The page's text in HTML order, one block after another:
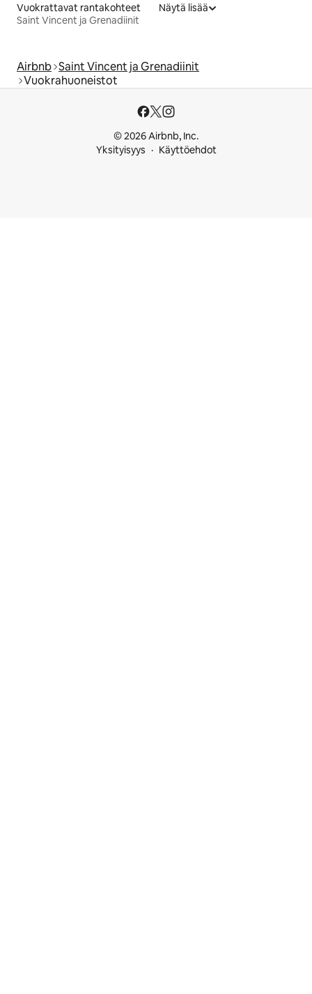
Vuokrattavat rantakohteet
Saint Vincent ja Grenadiinit
Näytä lisää
Airbnb Saint Vincent ja Grenadiinit
Vuokrahuoneistot
© 2026 Airbnb, Inc.
Yksityisyys
Käyttöehdot